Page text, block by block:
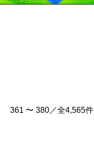
v
361 〜 380／全4,565件